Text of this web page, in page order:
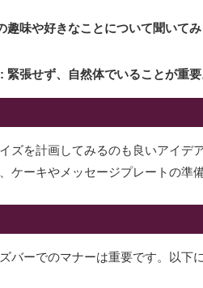
趣味や好きなことについて聞いて
: 緊張せず、自然体でいることが重
ズを計画してみるのも良いアイデ
ケーキやメッセージプレートの準
バーでのマナーは重要です。以下